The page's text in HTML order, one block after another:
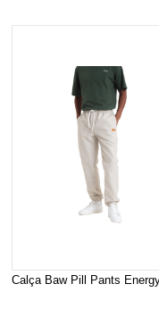
Calça Baw Pill Pants